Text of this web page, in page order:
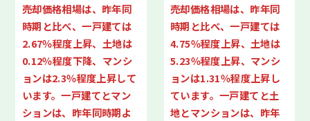
売却価格相場は、昨年同
時期と比べ、一戸建ては
2.67％程度上昇、土地は
0.12％程度下降、マンシ
ョンは2.3％程度上昇して
います。一戸建てとマン
ションは、昨年同時期よ
売却価格相場は、昨年同
時期と比べ、一戸建ては
4.75％程度上昇、土地は
5.23％程度上昇、マンシ
ョンは1.31％程度上昇し
ています。一戸建てと土
地とマンションは、昨年